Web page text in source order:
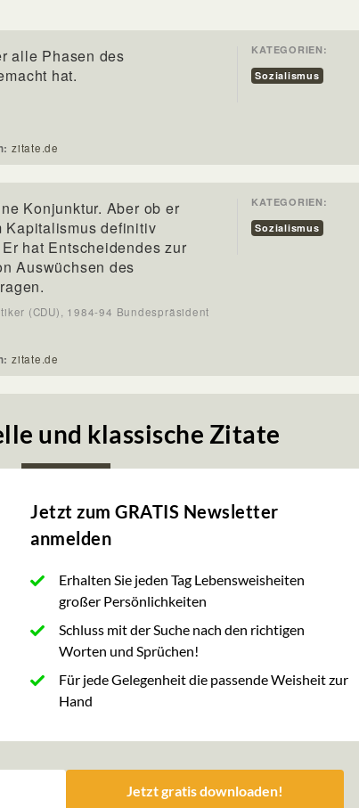
alle Phasen des
hat.
KATEGORIEN:
Sozialismus
zitate.de
Konjunktur. Aber ob er
Kapitalismus definitiv
hat Entscheidendes zur
Auswüchsen des
(CDU), 1984-94 Bundespräsident
KATEGORIEN:
Sozialismus
zitate.de